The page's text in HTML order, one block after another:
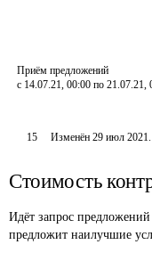
Приём предложений
с 14.07.21, 00:00 по 21.07.21,
15 Изменён29 июл 2021.
Стоимость
Идёт запрос предложений
предложит наилучшие